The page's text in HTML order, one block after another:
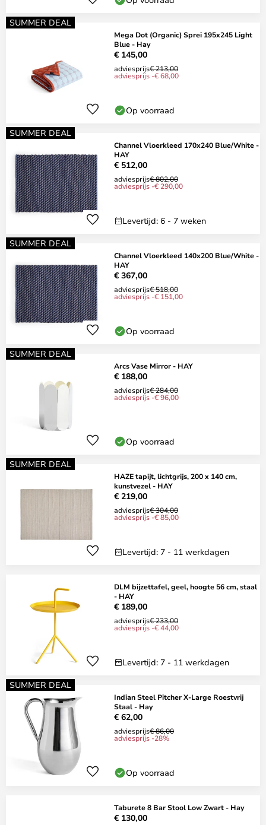
SUMMER DEAL
Mega Dot (Organic) Sprei 195x245 Light
Blue - Hay
€ 145,00
adviesprijs€ 213,00
adviesprijs -€ 68,00
Op voorraad
SUMMER DEAL
Channel Vloerkleed 170x240 Blue/White -
HAY
€ 512,00
adviesprijs€ 802,00
adviesprijs -€ 290,00
Levertijd: 6 - 7 weken
SUMMER DEAL
Channel Vloerkleed 140x200 Blue/White -
HAY
€ 367,00
adviesprijs€ 518,00
adviesprijs -€ 151,00
Op voorraad
SUMMER DEAL
Arcs Vase Mirror - HAY
€ 188,00
adviesprijs€ 284,00
adviesprijs -€ 96,00
Op voorraad
SUMMER DEAL
HAZE tapijt, lichtgrijs, 200 x 140 cm,
kunstvezel - HAY
€ 219,00
adviesprijs€ 304,00
adviesprijs -€ 85,00
Levertijd: 7 - 11 werkdagen
DLM bijzettafel, geel, hoogte 56 cm, staal
- HAY
€ 189,00
adviesprijs€ 233,00
adviesprijs -€ 44,00
Levertijd: 7 - 11 werkdagen
SUMMER DEAL
Indian Steel Pitcher X-Large Roestvrij
Staal - Hay
€ 62,00
adviesprijs€ 86,00
adviesprijs -28%
Op voorraad
Taburete 8 Bar Stool Low Zwart - Hay
€ 130,00